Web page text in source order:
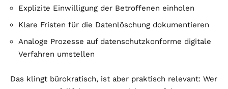
Explizite Einwilligung der Betroffenen einholen
Klare Fristen für die Datenlöschung dokumentieren
Analoge Prozesse auf datenschutzkonforme digitale
Verfahren umstellen
Das klingt bürokratisch, ist aber praktisch relevant: Wer